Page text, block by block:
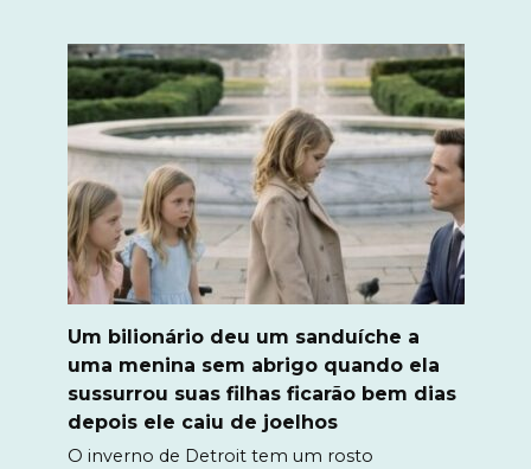
Um bilionário deu um sanduíche a
uma menina sem abrigo quando ela
sussurrou suas filhas ficarão bem dias
depois ele caiu de joelhos
O inverno de Detroit tem um rosto